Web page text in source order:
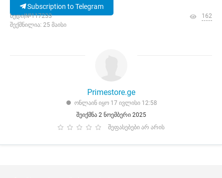
Subscription to Telegram
ხედი|№117233
შექმნილია: 25 მაისი
162
Primestore.ge
ონლაინ იყო 17 ივლისი 12:58
შეიქმნა 2 ნოემბერი 2025
შეფასებები არ არის